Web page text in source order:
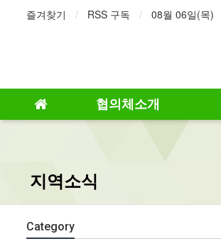
즐겨찾기 RSS 구독 08월 06일(목)
협의체소개
지역소식
Category